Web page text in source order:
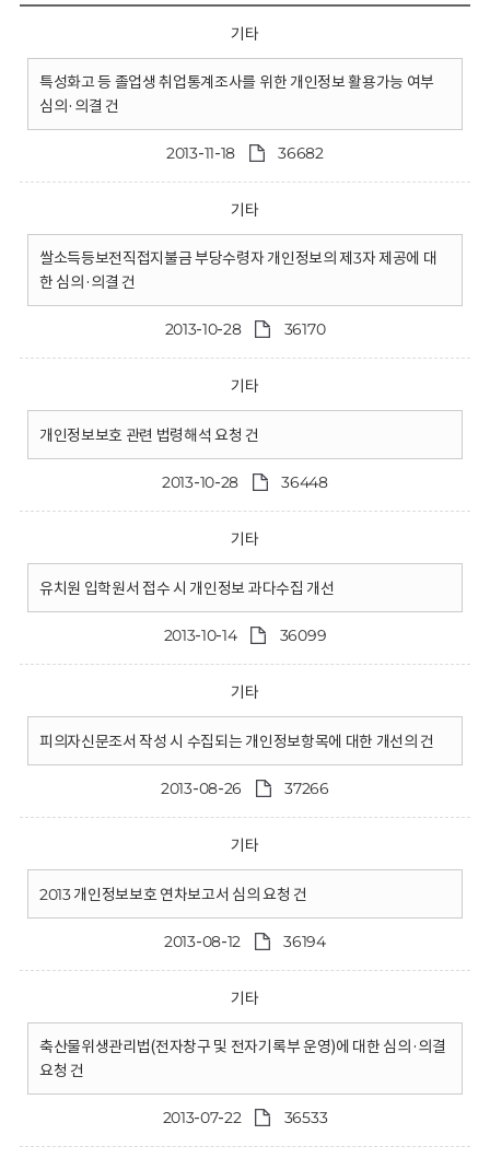
기타
특성화고 등 졸업생 취업통계조사를 위한 개인정보 활용가능 여부
심의·의결 건
2013-11-18 36682
기타
쌀소득등보전직접지불금 부당수령자 개인정보의 제3자 제공에 대
한 심의·의결 건
2013-10-28 36170
기타
개인정보보호 관련 법령해석 요청 건
2013-10-28 36448
기타
유치원 입학원서 접수 시 개인정보 과다수집 개선
2013-10-14 36099
기타
피의자신문조서 작성 시 수집되는 개인정보항목에 대한 개선의 건
2013-08-26 37266
기타
2013 개인정보보호 연차보고서 심의 요청 건
2013-08-12 36194
기타
축산물위생관리법(전자창구 및 전자기록부 운영)에 대한 심의·의결
요청 건
2013-07-22 36533